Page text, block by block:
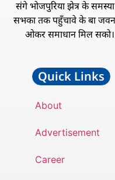
संगे भोजपुरिया झेत्र के
सभका तक पहुँचावे के बा
ओकर समाधान मिल सको।
Quick Links
About
Advertisement
Career